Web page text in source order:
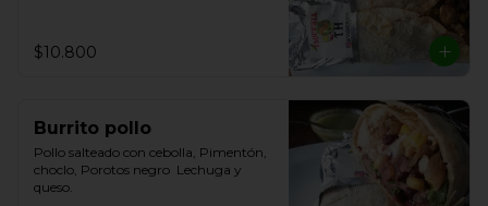
$10.800
Burrito pollo
Pollo salteado con cebolla, Pimentón,
choclo, Porotos negro  Lechuga y
queso.